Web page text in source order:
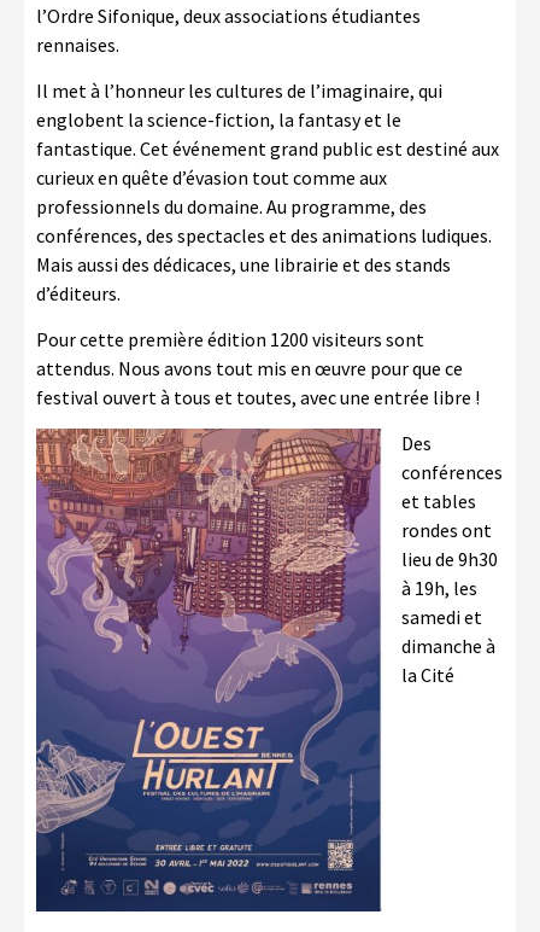
l’Ordre Sifonique, deux associations étudiantes
rennaises.
Il met à l’honneur les cultures de l’imaginaire, qui
englobent la science-fiction, la fantasy et le
fantastique. Cet événement grand public est destiné aux
curieux en quête d’évasion tout comme aux
professionnels du domaine. Au programme, des
conférences, des spectacles et des animations ludiques.
Mais aussi des dédicaces, une librairie et des stands
d’éditeurs.
Pour cette première édition 1200 visiteurs sont
attendus. Nous avons tout mis en œuvre pour que ce
festival ouvert à tous et toutes, avec une entrée libre !
Des
conférences
et tables
rondes ont
lieu de 9h30
à 19h, les
samedi et
dimanche à
la Cité